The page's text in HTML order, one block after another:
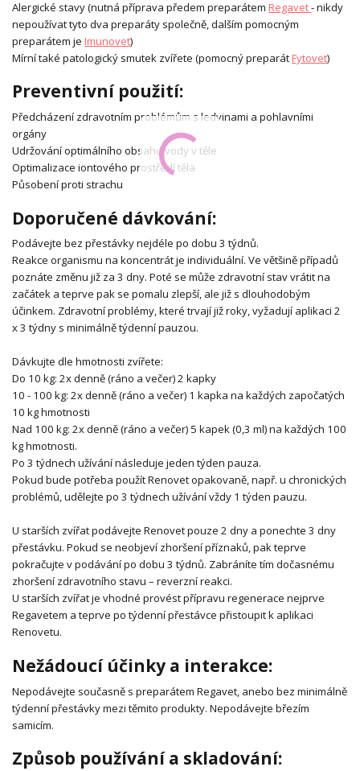
Alergické stavy (nutná příprava předem preparátem Regavet- nikdy
nepoužívat tyto dva preparáty společně, dalším pomocným
preparátem je Imunovet)
Mírní také patologický smutek zvířete (pomocný preparát Fytovet)
Preventivní použití:
Předcházení zdravotním problémům s ledvinami a pohlavními
orgány
Udržování optimálního obsahu vody v těle
Optimalizace iontového prostředí těla
Působení proti strachu
Doporučené dávkování:
Podávejte bez přestávky nejdéle po dobu 3 týdnů.
Reakce organismu na koncentrát je individuální. Ve většině případů
poznáte změnu již za 3 dny. Poté se může zdravotní stav vrátit na
začátek a teprve pak se pomalu zlepší, ale již s dlouhodobým
účinkem. Zdravotní problémy, které trvají již roky, vyžadují aplikaci 2
x 3 týdny s minimálně týdenní pauzou.
Dávkujte dle hmotnosti zvířete:
Do 10 kg: 2x denně (ráno a večer) 2 kapky
10 - 100 kg: 2x denně (ráno a večer) 1 kapka na každých započatých
10 kg hmotnosti
Nad 100 kg: 2x denně (ráno a večer) 5 kapek (0,3 ml) na každých 100
kg hmotnosti.
Po 3 týdnech užívání následuje jeden týden pauza.
Pokud bude potřeba použít Renovet opakovaně, např. u chronických
problémů, udělejte po 3 týdnech užívání vždy 1 týden pauzu.
U starších zvířat podávejte Renovet pouze 2 dny a ponechte 3 dny
přestávku. Pokud se neobjeví zhoršení příznaků, pak teprve
pokračujte v podávání po dobu 3 týdnů. Zabráníte tím dočasnému
zhoršení zdravotního stavu – reverzní reakci.
U starších zvířat je vhodné provést přípravu regenerace nejprve
Regavetem a teprve po týdenní přestávce přistoupit k aplikaci
Renovetu.
Nežádoucí účinky a interakce:
Nepodávejte současně s preparátem Regavet, anebo bez minimálně
týdenní přestávky mezi těmito produkty. Nepodávejte březím
samicím.
Způsob používání a skladování: